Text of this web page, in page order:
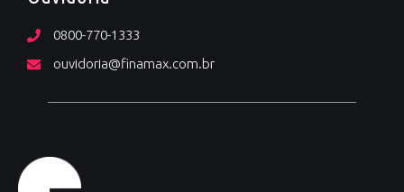
0800-770-1333
ouvidoria@finamax.com.br